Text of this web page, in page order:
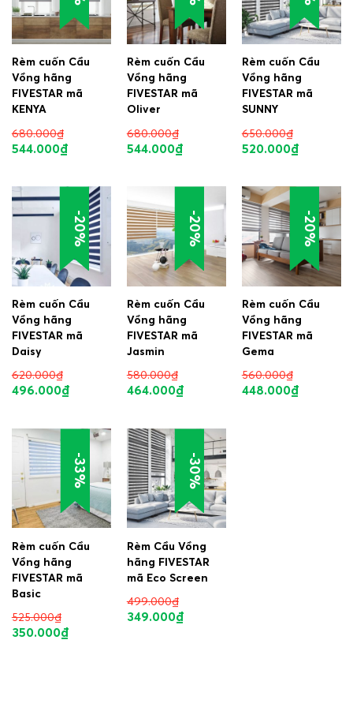
Rèm cuốn Cầu
Vồng hãng
FIVESTAR mã
KENYA
680.000₫
544.000₫
Rèm cuốn Cầu
Vồng hãng
FIVESTAR mã
Oliver
680.000₫
544.000₫
Rèm cuốn Cầu
Vồng hãng
FIVESTAR mã
SUNNY
650.000₫
520.000₫
-20%
Rèm cuốn Cầu
Vồng hãng
FIVESTAR mã
Daisy
620.000₫
496.000₫
-20%
Rèm cuốn Cầu
Vồng hãng
FIVESTAR mã
Jasmin
580.000₫
464.000₫
-20%
Rèm cuốn Cầu
Vồng hãng
FIVESTAR mã
Gema
560.000₫
448.000₫
-33%
Rèm cuốn Cầu
Vồng hãng
FIVESTAR mã
Basic
525.000₫
350.000₫
-30%
Rèm Cầu Vồng
hãng FIVESTAR
mã Eco Screen
499.000₫
349.000₫